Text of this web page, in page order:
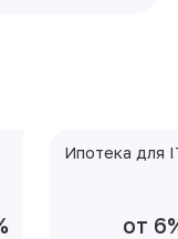
Ипотека для
от